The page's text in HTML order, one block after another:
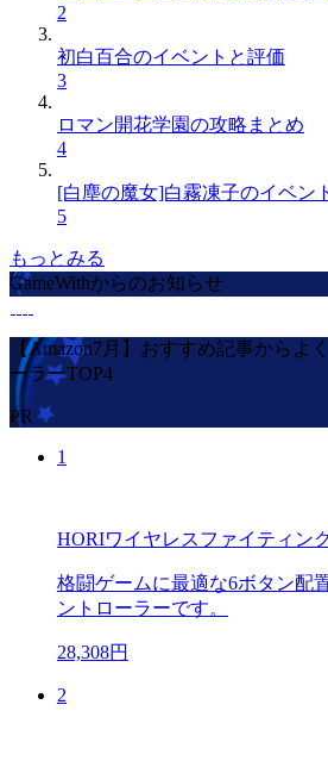
2
初白百合のイベントと評価
3
ロマン開花学園の攻略まとめ
4
[白塵の魔女]白霧凍子のイベン
5
もっとみる
GameWithからのお知らせ
【Amazon7月】おすすめ記事からよ
ーラーTOP4
PR
1
HORIワイヤレスファイティン
格闘ゲームに最適な6ボタン配
ントローラーです。
28,308円
2